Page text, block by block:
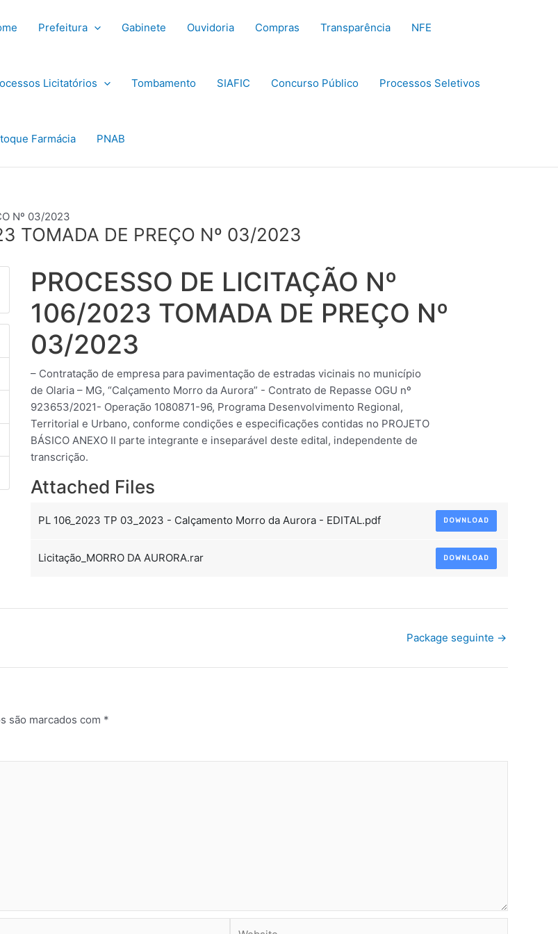
Prefeitura Gabinete Ouvidoria Compras Transparência NFE
Licitatórios Tombamento SIAFIC Concurso Público Processos Seletivos
Farmácia PNAB
Nº 03/2023
TOMADA DE PREÇO Nº 03/2023
PROCESSO DE LICITAÇÃO Nº
106/2023 TOMADA DE PREÇO Nº
03/2023
– Contratação de empresa para pavimentação de estradas vicinais no município
de Olaria – MG, “Calçamento Morro da Aurora” - Contrato de Repasse OGU nº
923653/2021- Operação 1080871-96, Programa Desenvolvimento Regional,
Territorial e Urbano, conforme condições e especificações contidas no PROJETO
BÁSICO ANEXO II parte integrante e inseparável deste edital, independente de
transcrição.
Attached Files
PL 106_2023 TP 03_2023 - Calçamento Morro da Aurora - EDITAL.pdf DOWNLOAD
Licitação_MORRO DA AURORA.rar DOWNLOAD
Package seguinte →
são marcados com *